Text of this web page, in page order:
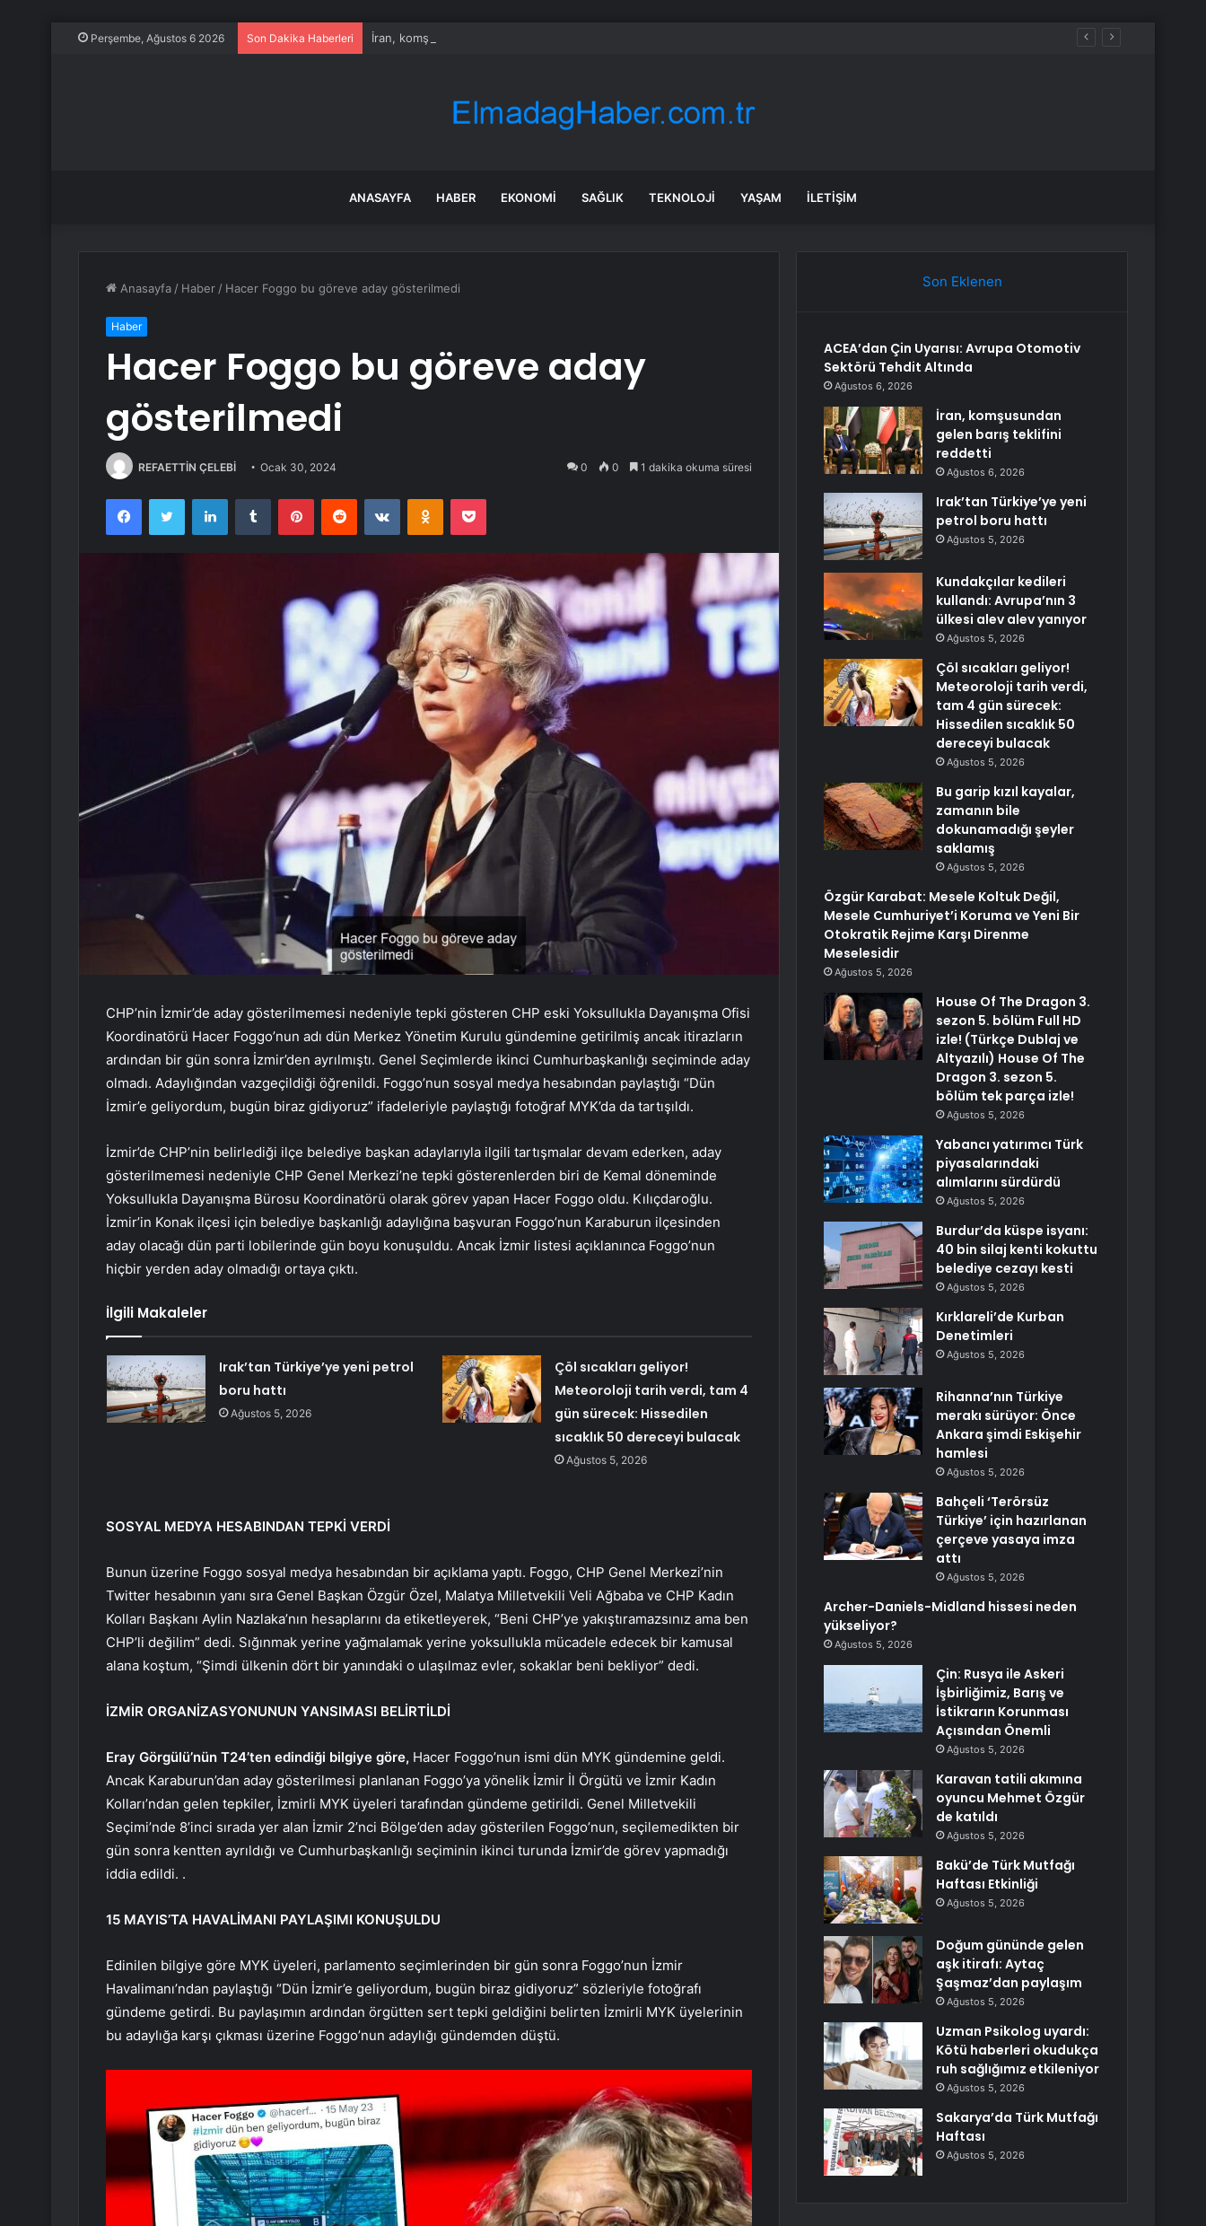
Perşembe, Ağustos 6 2026 Son Dakika Haberleri İran, komşusundan gelen barış teklifini reddetti
ANASAYFA HABER EKONOMI SAĞLIK TEKNOLOJI YAŞAM İLETIŞIM
Anasayfa / Haber / Hacer Foggo bu göreve aday gösterilmedi
Haber
Hacer Foggo bu göreve aday
gösterilmedi
REFAETTİN ÇELEBİ Ocak 30, 2024 0 0 1 dakika okuma süresi
FacebookTwitter LinkedInTumblr PinterestReddit VKontakteOdnoklassniki
Pocket
CHP’nin İzmir’de aday gösterilmemesi nedeniyle tepki gösteren CHP eski Yoksullukla Dayanışma Ofisi
Koordinatörü Hacer Foggo’nun adı dün Merkez Yönetim Kurulu gündemine getirilmiş ancak itirazların
ardından bir gün sonra İzmir’den ayrılmıştı. Genel Seçimlerde ikinci Cumhurbaşkanlığı seçiminde aday
olmadı. Adaylığından vazgeçildiği öğrenildi. Foggo’nun sosyal medya hesabından paylaştığı “Dün
İzmir’e geliyordum, bugün biraz gidiyoruz” ifadeleriyle paylaştığı fotoğraf MYK’da da tartışıldı.
İzmir’de CHP’nin belirlediği ilçe belediye başkan adaylarıyla ilgili tartışmalar devam ederken, aday
gösterilmemesi nedeniyle CHP Genel Merkezi’ne tepki gösterenlerden biri de Kemal döneminde
Yoksullukla Dayanışma Bürosu Koordinatörü olarak görev yapan Hacer Foggo oldu. Kılıçdaroğlu.
İzmir’in Konak ilçesi için belediye başkanlığı adaylığına başvuran Foggo’nun Karaburun ilçesinden
aday olacağı dün parti lobilerinde gün boyu konuşuldu. Ancak İzmir listesi açıklanınca Foggo’nun
hiçbir yerden aday olmadığı ortaya çıktı.
İlgili Makaleler
Irak’tan Türkiye’ye yeni petrol
boru hattı
Ağustos 5, 2026
Çöl sıcakları geliyor!
Meteoroloji tarih verdi, tam 4
gün sürecek: Hissedilen
sıcaklık 50 dereceyi bulacak
Ağustos 5, 2026
SOSYAL MEDYA HESABINDAN TEPKİ VERDİ
Bunun üzerine Foggo sosyal medya hesabından bir açıklama yaptı. Foggo, CHP Genel Merkezi’nin
Twitter hesabının yanı sıra Genel Başkan Özgür Özel, Malatya Milletvekili Veli Ağbaba ve CHP Kadın
Kolları Başkanı Aylin Nazlaka’nın hesaplarını da etiketleyerek, “Beni CHP’ye yakıştıramazsınız ama ben
CHP’li değilim” dedi. Sığınmak yerine yağmalamak yerine yoksullukla mücadele edecek bir kamusal
alana koştum, “Şimdi ülkenin dört bir yanındaki o ulaşılmaz evler, sokaklar beni bekliyor” dedi.
İZMİR ORGANİZASYONUNUN YANSIMASI BELİRTİLDİ
Eray Görgülü’nün T24’ten edindiği bilgiye göre, Hacer Foggo’nun ismi dün MYK gündemine geldi.
Ancak Karaburun’dan aday gösterilmesi planlanan Foggo’ya yönelik İzmir İl Örgütü ve İzmir Kadın
Kolları’ndan gelen tepkiler, İzmirli MYK üyeleri tarafından gündeme getirildi. Genel Milletvekili
Seçimi’nde 8’inci sırada yer alan İzmir 2’nci Bölge’den aday gösterilen Foggo’nun, seçilemedikten bir
gün sonra kentten ayrıldığı ve Cumhurbaşkanlığı seçiminin ikinci turunda İzmir’de görev yapmadığı
iddia edildi. .
15 MAYIS’TA HAVALİMANI PAYLAŞIMI KONUŞULDU
Edinilen bilgiye göre MYK üyeleri, parlamento seçimlerinden bir gün sonra Foggo’nun İzmir
Havalimanı’ndan paylaştığı “Dün İzmir’e geliyordum, bugün biraz gidiyoruz” sözleriyle fotoğrafı
gündeme getirdi. Bu paylaşımın ardından örgütten sert tepki geldiğini belirten İzmirli MYK üyelerinin
bu adaylığa karşı çıkması üzerine Foggo’nun adaylığı gündemden düştü.
Son Eklenen
ACEA’dan Çin Uyarısı: Avrupa Otomotiv
Sektörü Tehdit Altında
Ağustos 6, 2026
İran, komşusundan
gelen barış teklifini
reddetti
Ağustos 6, 2026
Irak’tan Türkiye’ye yeni
petrol boru hattı
Ağustos 5, 2026
Kundakçılar kedileri
kullandı: Avrupa’nın 3
ülkesi alev alev yanıyor
Ağustos 5, 2026
Çöl sıcakları geliyor!
Meteoroloji tarih verdi,
tam 4 gün sürecek:
Hissedilen sıcaklık 50
dereceyi bulacak
Ağustos 5, 2026
Bu garip kızıl kayalar,
zamanın bile
dokunamadığı şeyler
saklamış
Ağustos 5, 2026
Özgür Karabat: Mesele Koltuk Değil,
Mesele Cumhuriyet’i Koruma ve Yeni Bir
Otokratik Rejime Karşı Direnme
Meselesidir
Ağustos 5, 2026
House Of The Dragon 3.
sezon 5. bölüm Full HD
izle! (Türkçe Dublaj ve
Altyazılı) House Of The
Dragon 3. sezon 5.
bölüm tek parça izle!
Ağustos 5, 2026
Yabancı yatırımcı Türk
piyasalarındaki
alımlarını sürdürdü
Ağustos 5, 2026
Burdur’da küspe isyanı:
40 bin silaj kenti kokuttu
belediye cezayı kesti
Ağustos 5, 2026
Kırklareli’de Kurban
Denetimleri
Ağustos 5, 2026
Rihanna’nın Türkiye
merakı sürüyor: Önce
Ankara şimdi Eskişehir
hamlesi
Ağustos 5, 2026
Bahçeli ‘Terörsüz
Türkiye’ için hazırlanan
çerçeve yasaya imza
attı
Ağustos 5, 2026
Archer-Daniels-Midland hissesi neden
yükseliyor?
Ağustos 5, 2026
Çin: Rusya ile Askeri
İşbirliğimiz, Barış ve
İstikrarın Korunması
Açısından Önemli
Ağustos 5, 2026
Karavan tatili akımına
oyuncu Mehmet Özgür
de katıldı
Ağustos 5, 2026
Bakü’de Türk Mutfağı
Haftası Etkinliği
Ağustos 5, 2026
Doğum gününde gelen
aşk itirafı: Aytaç
Şaşmaz’dan paylaşım
Ağustos 5, 2026
Uzman Psikolog uyardı:
Kötü haberleri okudukça
ruh sağlığımız etkileniyor
Ağustos 5, 2026
Sakarya’da Türk Mutfağı
Haftası
Ağustos 5, 2026